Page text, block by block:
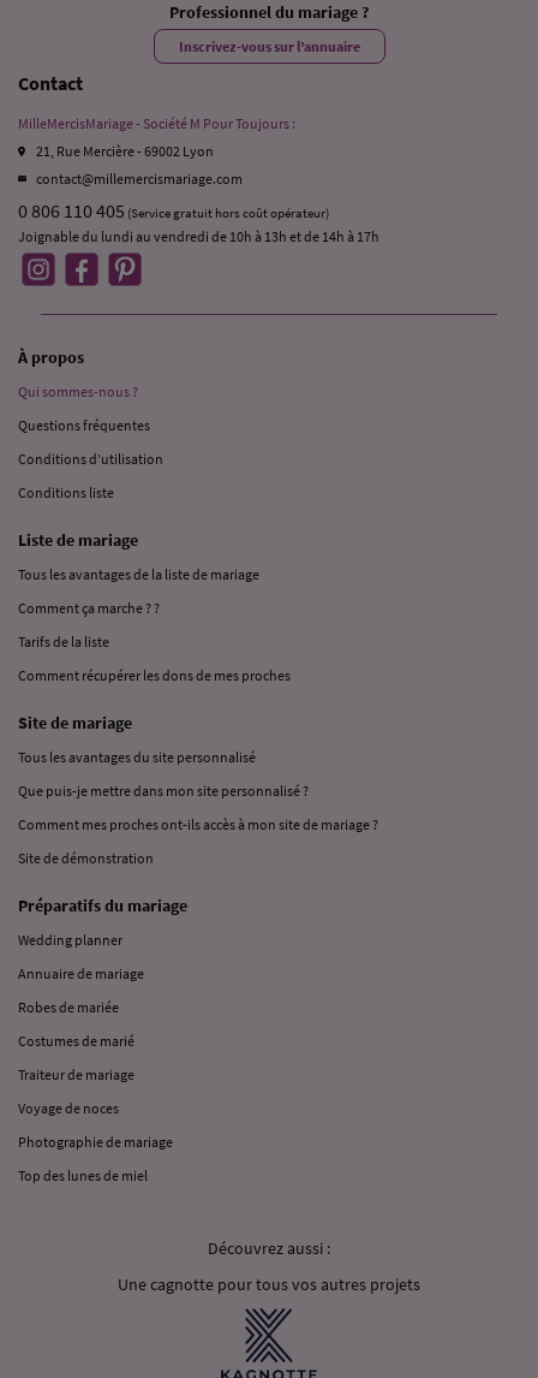
Professionnel du mariage ?
Inscrivez-vous sur l’annuaire
Contact
MilleMercisMariage - Société M Pour Toujours :
21, Rue Mercière - 69002 Lyon
contact@millemercismariage.com
0 806 110 405 (Service gratuit hors coût opérateur)
Joignable du lundi au vendredi de 10h à 13h et de 14h à 17h
À propos
Qui sommes-nous ?
Questions fréquentes
Conditions d’utilisation
Conditions liste
Liste de mariage
Tous les avantages de la liste de mariage
Comment ça marche ? ?
Tarifs de la liste
Comment récupérer les dons de mes proches
Site de mariage
Tous les avantages du site personnalisé
Que puis-je mettre dans mon site personnalisé ?
Comment mes proches ont-ils accès à mon site de mariage ?
Site de démonstration
Préparatifs du mariage
Wedding planner
Annuaire de mariage
Robes de mariée
Costumes de marié
Traiteur de mariage
Voyage de noces
Photographie de mariage
Top des lunes de miel
Découvrez aussi :
Une cagnotte pour tous vos autres projets